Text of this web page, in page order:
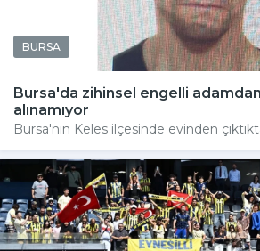
BURSA
Bursa'da zihinsel engelli
alınamıyor
Bursa'nın Keles ilçesinde evinden